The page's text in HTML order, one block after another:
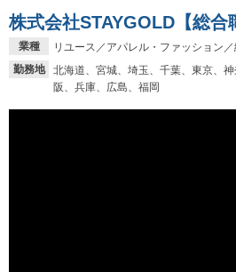
業種
リユース／アパレル・ファッション
勤務地
北海道、宮城、埼玉、千葉、東京、
阪、兵庫、広島、福岡
株式会社STAYGOLD【総合